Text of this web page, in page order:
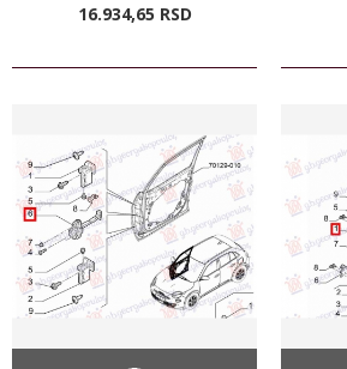
16.934,65 RSD